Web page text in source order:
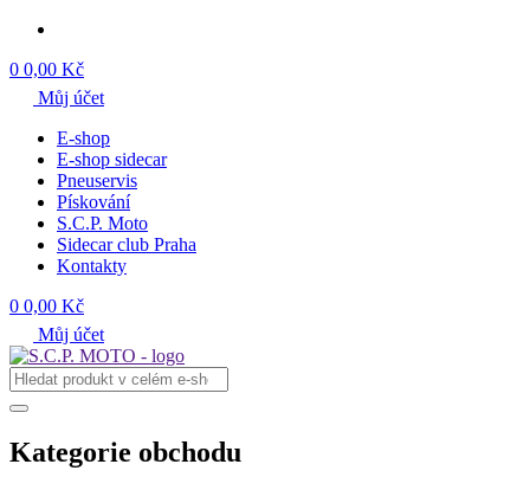
0 0,00 Kč
Můj účet
E-shop
E-shop sidecar
Pneuservis
Pískování
S.C.P. Moto
Sidecar club Praha
Kontakty
0 0,00 Kč
Můj účet
Kategorie obchodu